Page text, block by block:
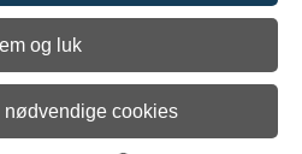
og luk
nødvendige cookies